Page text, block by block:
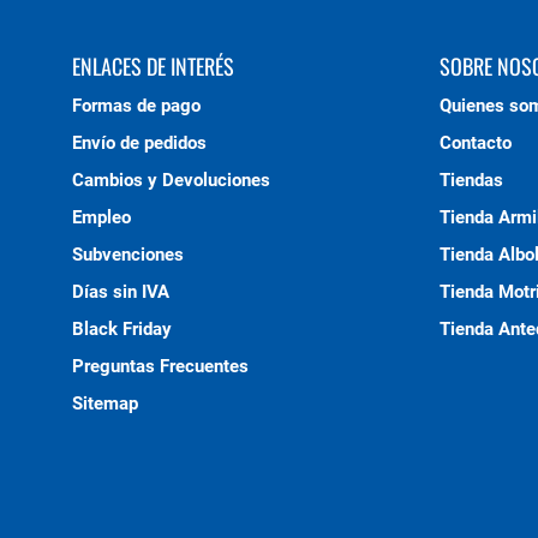
ENLACES DE INTERÉS
Formas de pago
Envío de pedidos
Cambios y Devoluciones
Empleo
Subvenciones
Días sin IVA
Black Friday
Preguntas Frecuentes
Sitemap
SOBRE
Quienes
Contacto
Tiendas
Tienda
Tienda
Tienda
Tienda